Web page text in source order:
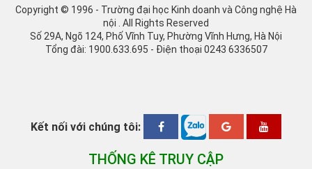
Copyright © 1996 - Trường đại học Kinh doanh và Công nghệ Hà
nội . All Rights Reserved
Số 29A, Ngõ 124, Phố Vĩnh Tuy, Phường Vĩnh Hưng, Hà Nội
Tổng đài: 1900.633.695 - Điện thoại 0243 6336507
Kết nối với chúng tôi:
THỐNG KÊ TRUY CẬP